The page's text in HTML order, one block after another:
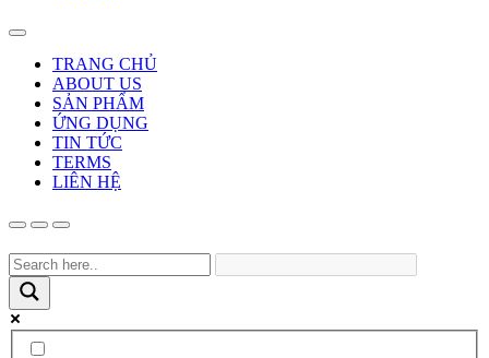
TRANG CHỦ
ABOUT US
SẢN PHẨM
ỨNG DỤNG
TIN TỨC
TERMS
LIÊN HỆ